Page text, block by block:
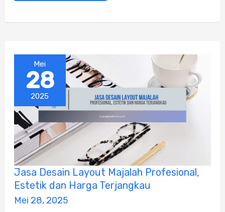
Mei
28
2025
Jasa Desain Layout Majalah Profesional,
Estetik dan Harga Terjangkau
Mei 28, 2025
Jasa
Desain
Layout
Majalah
Profesional,